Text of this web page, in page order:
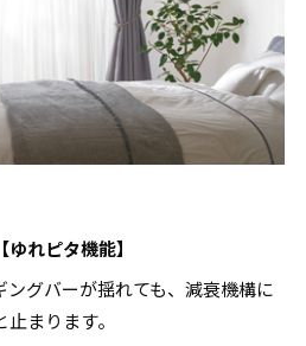
【ゆれピタ機能】
グバーが揺れても、減衰機構に
まります。